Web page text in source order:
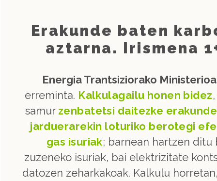
Erakunde baten
aztarna. Irismena
Energia Trantsiziorako
erreminta. Kalkulagailu honen bidez
samur zenbatetsi daitezke
jarduerarekin loturiko berotegi
gas isuriak; barnean hartzen ditu
zuzeneko isuriak, bai elektrizitate
datozen zeharkakoak. Kalkulu